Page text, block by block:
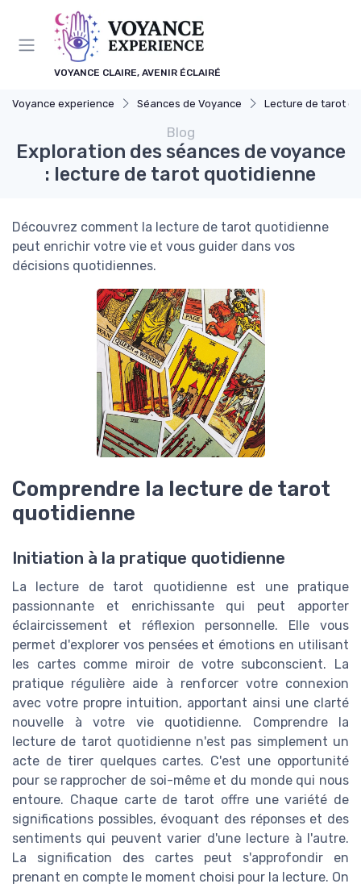
VOYANCE CLAIRE, AVENIR ÉCLAIRÉ
Voyance experience Séances de Voyance Lecture de tarot
Blog
Exploration des séances de voyance
: lecture de tarot quotidienne
Découvrez comment la lecture de tarot quotidienne
peut enrichir votre vie et vous guider dans vos
décisions quotidiennes.
Comprendre la lecture de tarot
quotidienne
Initiation à la pratique quotidienne
La lecture de tarot quotidienne est une pratique
passionnante et enrichissante qui peut apporter
éclaircissement et réflexion personnelle. Elle vous
permet d'explorer vos pensées et émotions en utilisant
les cartes comme miroir de votre subconscient. La
pratique régulière aide à renforcer votre connexion
avec votre propre intuition, apportant ainsi une clarté
nouvelle à votre vie quotidienne. Comprendre la
lecture de tarot quotidienne n'est pas simplement un
acte de tirer quelques cartes. C'est une opportunité
pour se rapprocher de soi-même et du monde qui nous
entoure. Chaque carte de tarot offre une variété de
significations possibles, évoquant des réponses et des
sentiments qui peuvent varier d'une lecture à l'autre.
La signification des cartes peut s'approfondir en
prenant en compte le moment choisi pour la lecture. On
Panneau de gestion des cookies